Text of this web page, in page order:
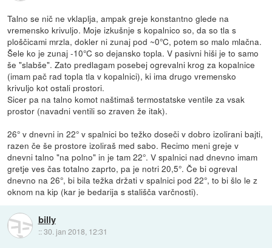
Talno se nič ne vklaplja, ampak greje konstantno glede na
vremensko krivuljo. Moje izkušnje s kopalnico so, da so tla s
ploščicami mrzla, dokler ni zunaj pod ~0°C, potem so malo mlačna.
Šele ko je zunaj -10°C so dejansko topla. V pasivni hiši je to samo
še "slabše". Zato predlagam posebej ogrevalni krog za kopalnice
(imam pač rad topla tla v kopalnici), ki ima drugo vremensko
krivuljo kot ostali prostori.
Sicer pa na talno komot naštimaš termostatske ventile za vsak
prostor (navadni ventili so zraven že itak).
26° v dnevni in 22° v spalnici bo težko doseči v dobro izolirani bajti,
razen če še prostore izoliraš med sabo. Recimo meni greje v
dnevni talno "na polno" in je tam 22°. V spalnici nad dnevno imam
gretje ves čas totalno zaprto, pa je notri 20,5°. Če bi ogreval
dnevno na 26°, bi bila težka držati v spalnici pod 22°, to bi šlo le z
oknom na kip (kar je bedarija s stališča varčnosti).
billy
::30. jan 2018, 12:31